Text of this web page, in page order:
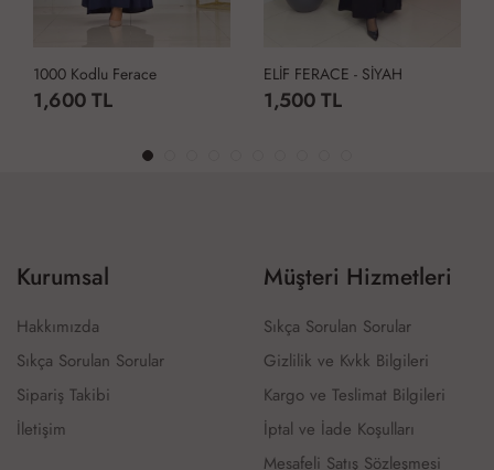
1000 Kodlu Ferace
1,600 TL
ELİF FERACE - SİYAH
1,500 TL
Kurumsal
Hakkımızda
Sıkça Sorulan Sorular
Sipariş Takibi
İletişim
Müşteri Hizmetleri
Sıkça Sorulan Sorular
Gizlilik ve Kvkk Bilgileri
Kargo ve Teslimat Bilgileri
İptal ve İade Koşulları
Mesafeli Satış Sözleşmesi